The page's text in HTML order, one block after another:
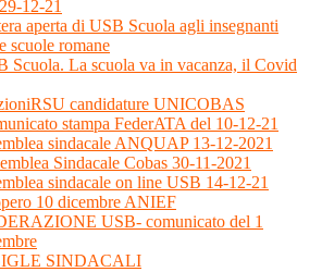
12-21
aperta di USB Scuola agli insegnanti
scuole romane
Scuola. La scuola va in vacanza, il Covid
candidature UNICOBAS
stampa FederATA del 10-12-21
sindacale ANQUAP 13-12-2021
Sindacale Cobas 30-11-2021
sindacale on line USB 14-12-21
10 dicembre ANIEF
USB- comunicato del 1
SINDACALI